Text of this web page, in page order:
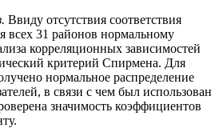
Ввиду отсутствия соответствия
всех 31 районов нормальному
корреляционных зависимостей
критерий Спирмена. Для
нормальное распределение
в связи с чем был использован
значимость коэффициентов